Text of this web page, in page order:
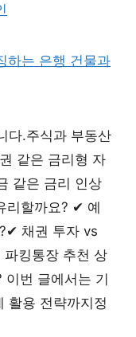
다.주식과 부동산
같은 금리형 자
같은 금리 인상
리할까요? ✔ 예
채권 투자 vs
킹통장 추천 상
이번 글에서는 기
활용 전략까지정